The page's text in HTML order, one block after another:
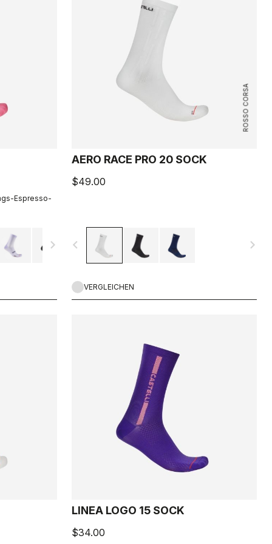
Espresso-
navigate_next
ROSSO CORSA
AERO RACE PRO 20 SOCK
$49.00
navigate_before navigate_next
VERGLEICHEN
LINEA LOGO 15 SOCK
$34.00